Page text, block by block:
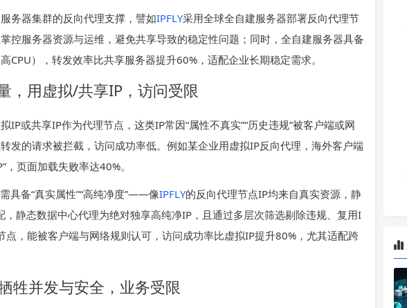
务器集群的反向代理支撑，譬如IPFLY采用全球全自建服务器部署反向代理节
控服务器资源与运维，避免共享导致的稳定性问题；同时，全自建服务器具备
CPU），转发效率比共享服务器提升60%，适配企业长期稳定需求。
，用虚拟/共享IP，访问受限
IP或共享IP作为代理节点，这类IP常因“属性不真实”“历史违规”被客户端或网
发的请求被拦截，访问成功率低。例如某企业用虚拟IP反向代理，海外客户端
页面加载失败率达40%。
具备“真实属性”“高纯净度”——像IPFLY的反向代理节点IP均来自真实资源，静
，静态数据中心代理为绝对独享高纯净IP，且通过多层次筛选剔除违规、复用I
点，能被客户端与网络规则认可，访问成功率比虚拟IP提升80%，尤其适配跨
牲并发与安全，业务受限